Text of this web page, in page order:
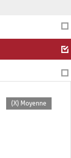
(X) Moyenne